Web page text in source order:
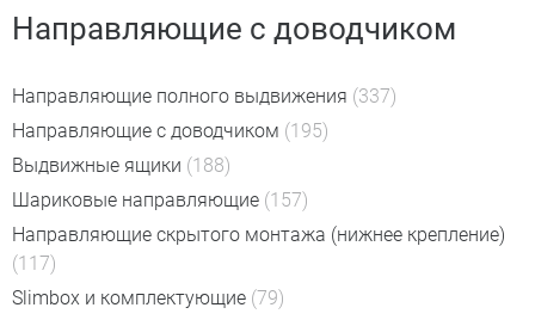
Направляющие с доводчиком
Направляющие полного выдвижения (337)
Направляющие с доводчиком (195)
Выдвижные ящики (188)
Шариковые направляющие (157)
Направляющие скрытого монтажа (нижнее крепление)
(117)
Slimbox и комплектующие (79)